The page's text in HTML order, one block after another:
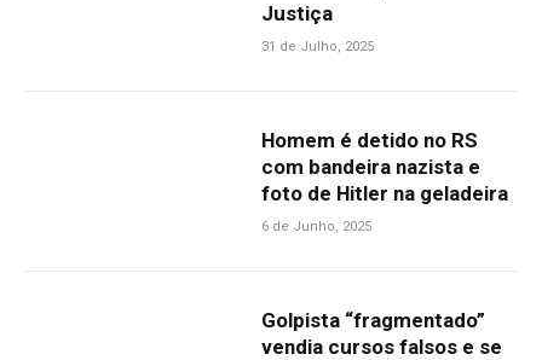
Justiça
31 de Julho, 2025
Homem é detido no RS
com bandeira nazista e
foto de Hitler na geladeira
6 de Junho, 2025
Golpista “fragmentado”
vendia cursos falsos e se